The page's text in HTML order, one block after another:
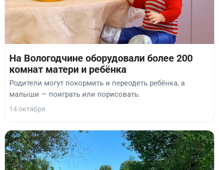
На Вологодчине оборудовали более 200
комнат матери и ребёнка
Родители могут покормить и переодеть ребёнка, а
малыши — поиграть или порисовать.
14 октября